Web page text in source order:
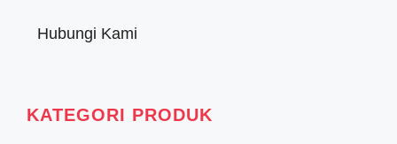
Hubungi Kami
KATEGORI PRODUK